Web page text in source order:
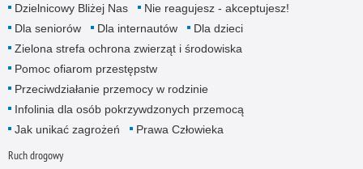
Dzielnicowy Bliżej Nas
Nie reagujesz - akceptujesz!
Dla seniorów
Dla internautów
Dla dzieci
Zielona strefa ochrona zwierząt i środowiska
Pomoc ofiarom przestępstw
Przeciwdziałanie przemocy w rodzinie
Infolinia dla osób pokrzywdzonych przemocą
Jak unikać zagrożeń
Prawa Człowieka
Ruch drogowy